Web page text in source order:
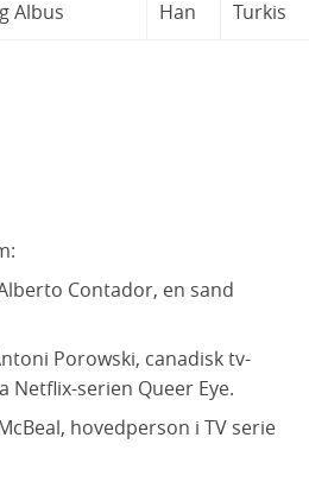
Fifi
Elliot
Dottie
Chester
BettyAmazing
Albus
Albus Han Turkis
Contador, en sand
Porowski, canadisk tv-
Netflix-serien Queer Eye.
hovedperson i TV serie